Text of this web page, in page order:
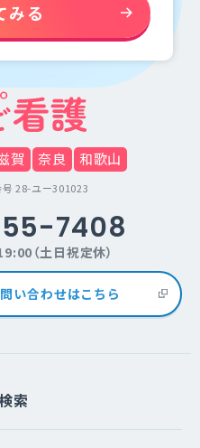
みる
賀 奈良 和歌山
28-ユー301023
7408
（土日祝定休）
い合わせはこちら
索